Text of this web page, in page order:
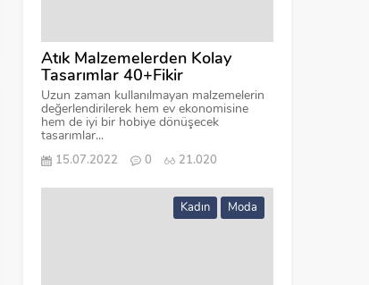
Atık Malzemelerden Kolay
Tasarımlar 40+Fikir
Uzun zaman kullanılmayan malzemelerin
değerlendirilerek hem ev ekonomisine
hem de iyi bir hobiye dönüşecek
tasarımlar...
15.07.2022 0 21.020
Kadın Moda